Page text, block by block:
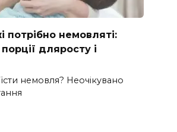
потрібно немовляті:
дляросту і
немовля? Неочікувано